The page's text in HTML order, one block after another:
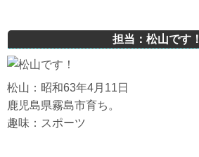
担当：松山です！
松山：昭和63年4月11日
鹿児島県霧島市育ち。
趣味：スポーツ